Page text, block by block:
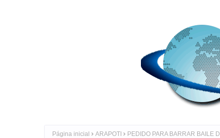
Página inicial ARAPOTI PEDIDO PARA BARRAR BAILE